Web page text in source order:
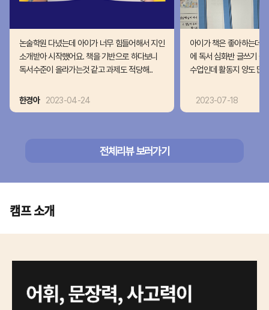
논술학원 다녔는데 아이가 너무 힘들어해서 지인
소개받아 시작했어요. 책을 기반으로 하다보니
독서수준이 올라가는것 같고 과제도 적당해..
한경아 2023-04-24
아이가 책은 좋아하는데
에 독서 심화반 글쓰기 중
수업인데 활동지 양도 많
2023-07-18
전체리뷰 보러가기
캠프 소개